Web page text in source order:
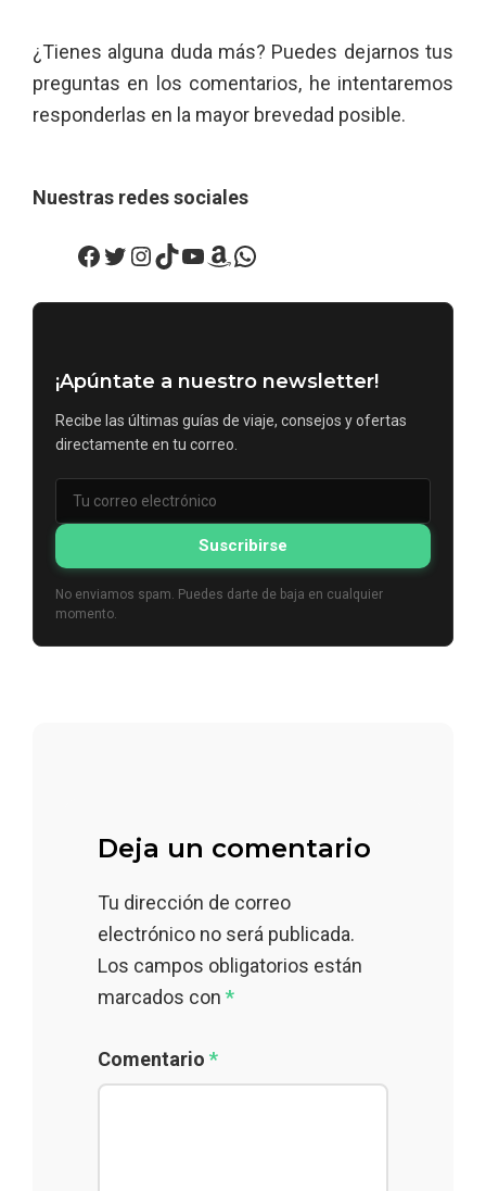
¿Tienes alguna duda más? Puedes dejarnos tus
preguntas en los comentarios, he intentaremos
responderlas en la mayor brevedad posible.
Nuestras redes sociales
Facebook
Twitter
Instagram
TikTok
YouTube
Amazon
WhatsApp
¡Apúntate a nuestro newsletter!
Recibe las últimas guías de viaje, consejos y ofertas
directamente en tu correo.
Suscribirse
No enviamos spam. Puedes darte de baja en cualquier
momento.
Deja un comentario
Tu dirección de correo
electrónico no será publicada.
Los campos obligatorios están
marcados con *
Comentario *